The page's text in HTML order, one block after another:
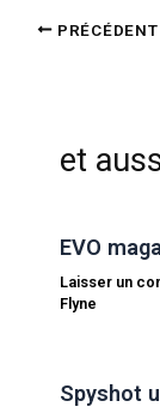
PRÉCÉDENT
et
EVO
Laisser un
Flyne
Spyshot